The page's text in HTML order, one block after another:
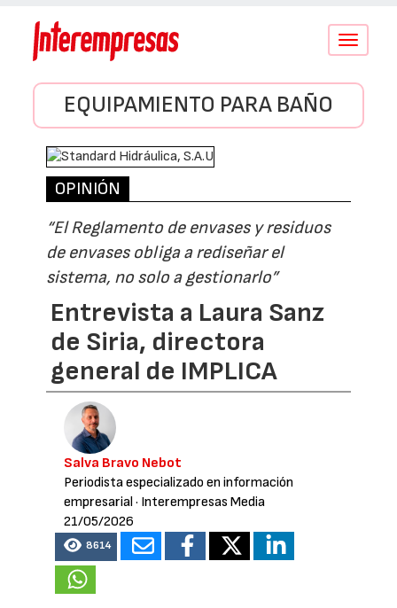
Conmutar
EQUIPAMIENTO PARA BAÑO
OPINIÓN
“El Reglamento de envases y residuos
de envases obliga a rediseñar el
sistema, no solo a gestionarlo”
Entrevista a Laura Sanz
de Siria, directora
general de IMPLICA
Salva Bravo Nebot
Periodista especializado en información
empresarial· Interempresas Media
21/05/2026
8614